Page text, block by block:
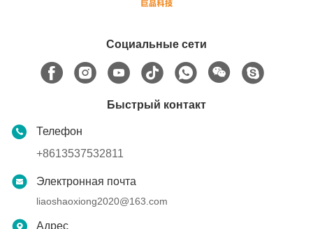
Социальные сети
Быстрый контакт
Телефон
+8613537532811
Электронная почта
liaoshaoxiong2020@163.com
Адрес